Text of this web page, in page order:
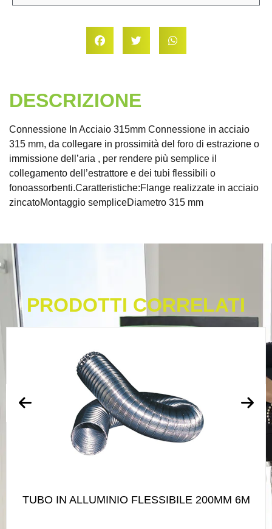
DESCRIZIONE
Connessione In Acciaio 315mm Connessione in acciaio
315 mm, da collegare in prossimità del foro di estrazione o
immissione dell’aria , per rendere più semplice il
collegamento dell’estrattore e dei tubi flessibili o
fonoassorbenti.Caratteristiche:Flange realizzate in acciaio
zincatoMontaggio sempliceDiametro 315 mm
PRODOTTI CORRELATI
TUBO IN ALLUMINIO FLESSIBILE 200MM 6M